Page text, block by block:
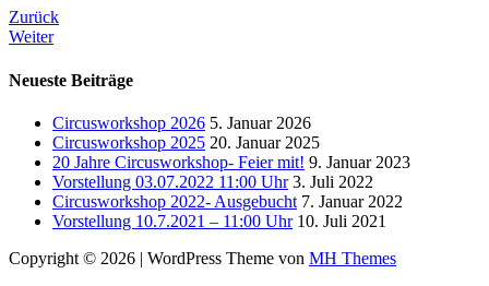
Zurück
Weiter
Neueste Beiträge
Circusworkshop 2026 5. Januar 2026
Circusworkshop 2025 20. Januar 2025
20 Jahre Circusworkshop- Feier mit! 9. Januar 2023
Vorstellung 03.07.2022 11:00 Uhr 3. Juli 2022
Circusworkshop 2022- Ausgebucht 7. Januar 2022
Vorstellung 10.7.2021 – 11:00 Uhr 10. Juli 2021
Copyright © 2026 | WordPress Theme von MH Themes